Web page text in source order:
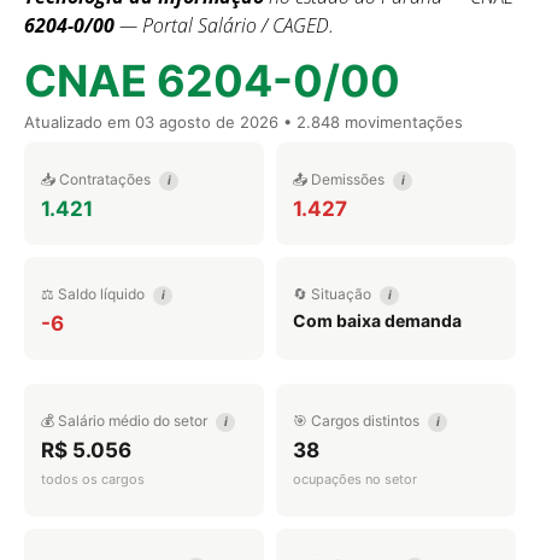
6204-0/00— Portal Salário / CAGED.
CNAE 6204-0/00
Atualizado em 03 agosto de 2026 • 2.848 movimentações
📥 Contratações i
1.421
📤 Demissões i
1.427
⚖️ Saldo líquido i
-6
🔄 Situação i
Com baixa demanda
💰 Salário médio do setor i
R$ 5.056
todos os cargos
🎯 Cargos distintos i
38
ocupações no setor